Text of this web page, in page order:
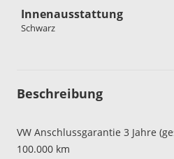
Innenausstattung
Schwarz
Beschreibung
VW Anschlussgarantie 3 Jahre
100.000 km